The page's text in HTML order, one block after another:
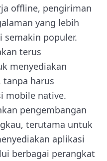
offline, pengiriman
yang lebih
semakin populer.
terus
menyediakan
tanpa harus
mobile native.
pengembangan
terutama untuk
aplikasi
berbagai perangkat